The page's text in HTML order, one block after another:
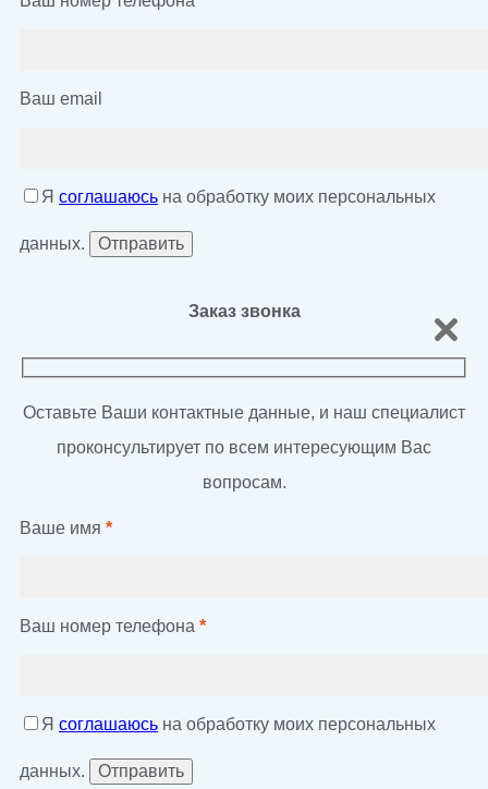
Ваш email
Я соглашаюсь на обработку моих персональных
данных.
Заказ звонка
Оставьте Ваши контактные данные, и наш специалист
проконсультирует по всем интересующим Вас
вопросам.
Ваше имя *
Ваш номер телефона *
Я соглашаюсь на обработку моих персональных
данных.